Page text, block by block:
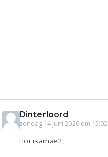
Dinterloord
zondag 14 juni 2026 om 15:02
Hoi isamae2,